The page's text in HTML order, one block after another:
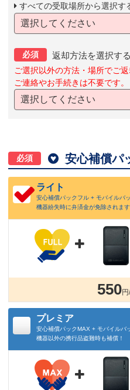
すべての受取場所から選択す
選択してください
必須 返却方法を選択する
ご選択以外の方法・場所でご返
ご連絡やお手続きは不要です。
選択してください
必須  安心補償パ
ライト
安心補償パックフル + モバイルバ
機器紛失時に弁済金が免除されます

550円
プレミア
安心補償パックMAX + モバイルバ
機器以外の携行品盗難時も補償！
